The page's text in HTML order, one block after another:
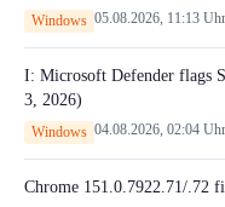
Windows 05.08.2026, 11:13 Uhr
I: Microsoft Defender flags
3, 2026)
Windows 04.08.2026, 02:04 Uhr
Chrome 151.0.7922.71/.72